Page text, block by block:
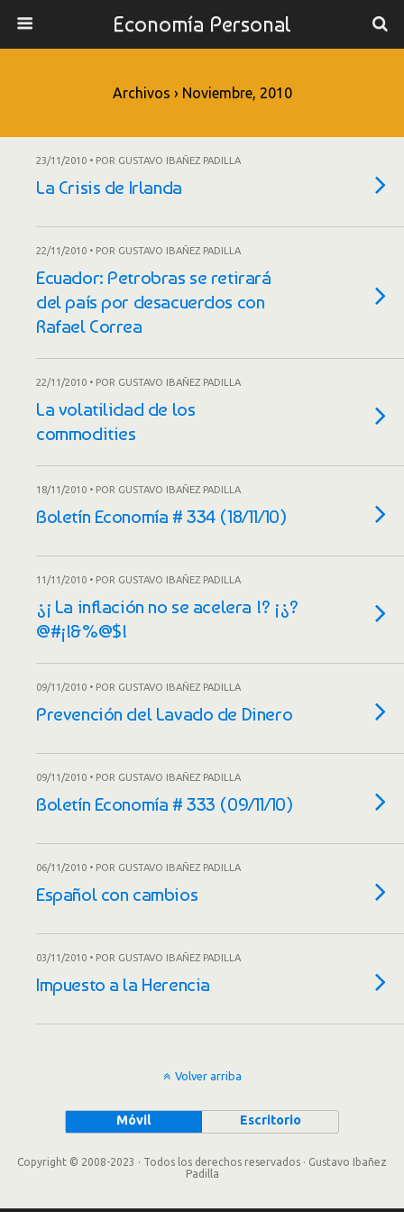
Economía Personal
Archivos › Noviembre, 2010
23/11/2010 • POR GUSTAVO IBAÑEZ PADILLA
La Crisis de Irlanda
22/11/2010 • POR GUSTAVO IBAÑEZ PADILLA
Ecuador: Petrobras se retirará
del país por desacuerdos con
Rafael Correa
22/11/2010 • POR GUSTAVO IBAÑEZ PADILLA
La volatilidad de los
commodities
18/11/2010 • POR GUSTAVO IBAÑEZ PADILLA
Boletín Economía # 334 (18/11/10)
11/11/2010 • POR GUSTAVO IBAÑEZ PADILLA
¿¡ La inflación no se acelera !? ¡¿?
@#¡!&%@$!
09/11/2010 • POR GUSTAVO IBAÑEZ PADILLA
Prevención del Lavado de Dinero
09/11/2010 • POR GUSTAVO IBAÑEZ PADILLA
Boletín Economía # 333 (09/11/10)
06/11/2010 • POR GUSTAVO IBAÑEZ PADILLA
Español con cambios
03/11/2010 • POR GUSTAVO IBAÑEZ PADILLA
Impuesto a la Herencia
Volver arriba
Móvil Escritorio
Copyright © 2008-2023 · Todos los derechos reservados · Gustavo Ibañez
Padilla